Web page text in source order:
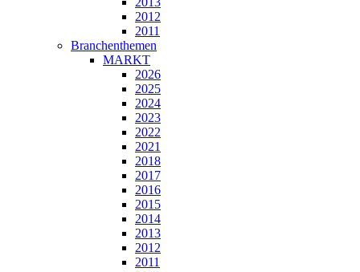
2012
2011
Branchenthemen
MARKT
2026
2025
2024
2023
2022
2021
2018
2017
2016
2015
2014
2013
2012
2011